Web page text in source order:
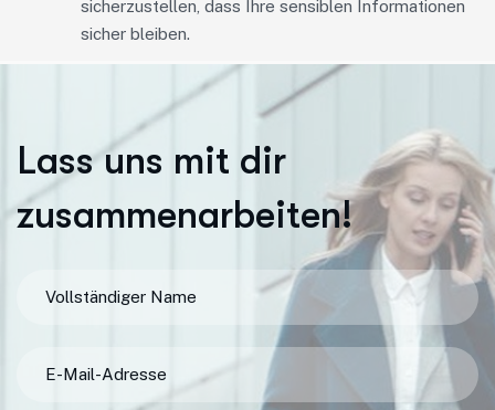
sicherzustellen, dass Ihre sensiblen Informationen
sicher bleiben.
Lass uns mit dir
zusammenarbeiten!